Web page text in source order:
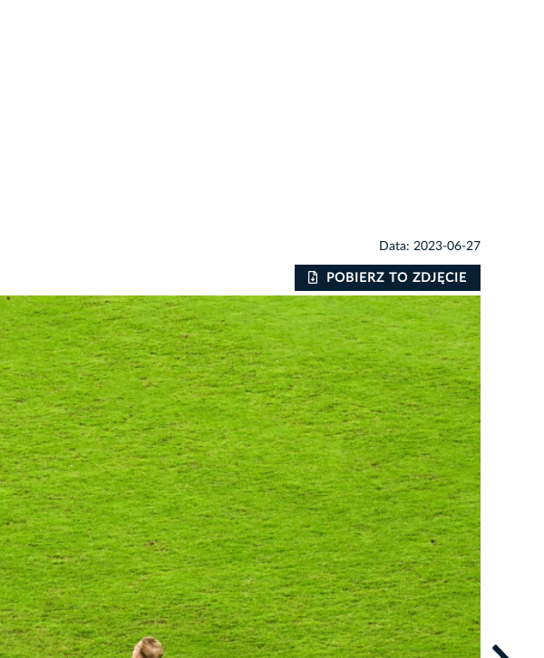
Data: 2023-06-27
POBIERZ TO ZDJĘCIE